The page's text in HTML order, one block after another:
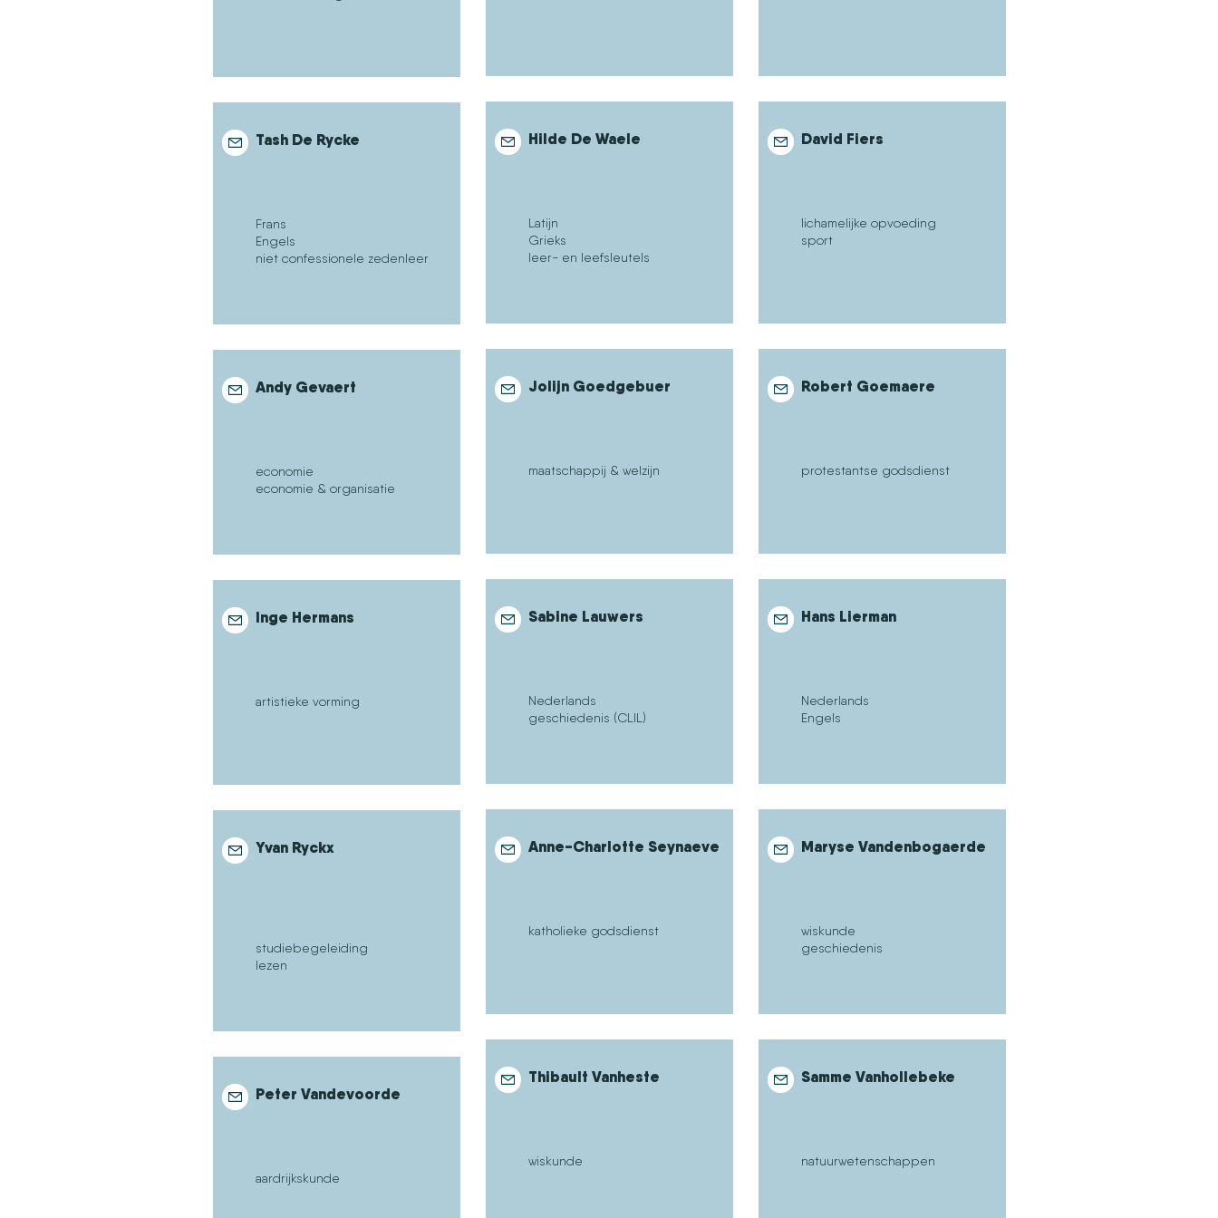
Tash De Rycke
Frans
Engels
niet confessionele zedenleer
Andy Gevaert
economie
economie & organisatie
Inge Hermans
artistieke vorming
Yvan Ryckx
studiebegeleiding
lezen
Peter Vandevoorde
aardrijkskunde
Hilde De Waele
Latijn
Grieks
leer- en leefsleutels
Jolijn Goedgebuer
maatschappij & welzijn
Sabine Lauwers
Nederlands
geschiedenis (CLIL)
Anne-Charlotte Seynaeve
katholieke godsdienst
Thibault Vanheste
wiskunde
David Fiers
lichamelijke opvoeding
sport
Robert Goemaere
protestantse godsdienst
Hans Lierman
Nederlands
Engels
Maryse Vandenbogaerde
wiskunde
geschiedenis
Samme Vanhollebeke
natuurwetenschappen